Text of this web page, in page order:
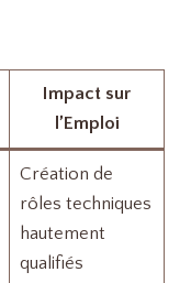
Impact sur
l’Emploi
Création de
rôles techniques
hautement
qualifiés